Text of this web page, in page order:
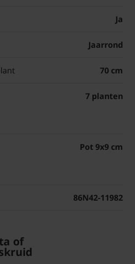
Ja
Jaarrond
70 cm
7 planten
Pot 9x9 cm
86N42-11982
of